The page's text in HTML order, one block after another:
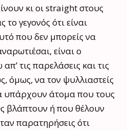
κι οι straight στους
γεγονός ότι είναι
που δεν μπορείς να
είναι ο
τις παρελάσεις και τις
όμως, να τον ψυλλιαστείς
υπάρχουν άτομα που τους
βλάπτουν ή που θέλουν
παρατηρήσεις ότι